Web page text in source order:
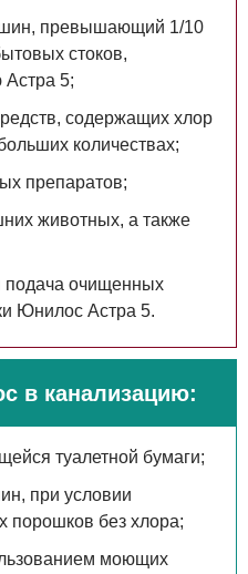
превышающий 1/10
стоков,
5;
содержащих хлор
количествах;
препаратов;
животных, а также
подача очищенных
Юнилос Астра 5.
в канализацию:
туалетной бумаги;
при условии
порошков без хлора;
моющих